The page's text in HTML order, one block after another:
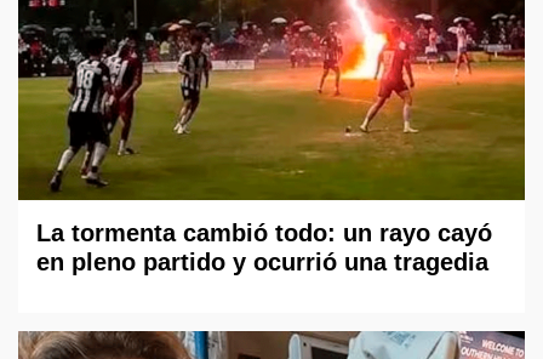
La tormenta cambió todo: un rayo cayó
en pleno partido y ocurrió una tragedia